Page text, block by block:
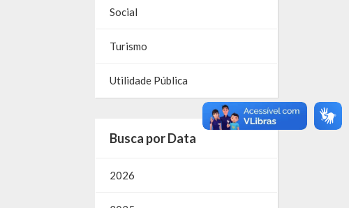
Social
Turismo
Utilidade Pública
Busca por Data
2026